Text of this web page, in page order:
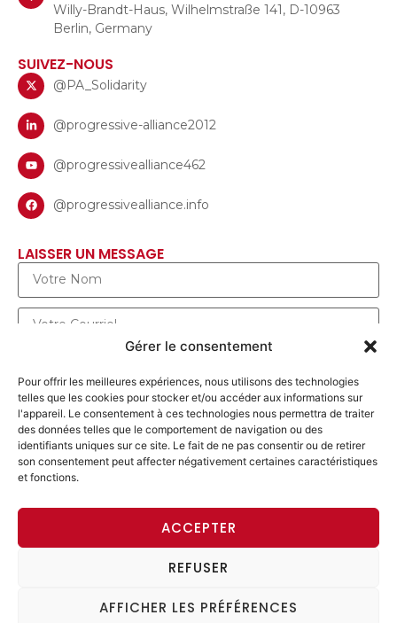
Gérer le consentement
Pour offrir les meilleures expériences, nous utilisons des technologies
telles que les cookies pour stocker et/ou accéder aux informations sur
l'appareil. Le consentement à ces technologies nous permettra de traiter
des données telles que le comportement de navigation ou des
identifiants uniques sur ce site. Le fait de ne pas consentir ou de retirer
son consentement peut affecter négativement certaines caractéristiques
et fonctions.
ACCEPTER
REFUSER
AFFICHER LES PRÉFÉRENCES
Willy-Brandt-Haus, Wilhelmstraße 141, D-10963
Berlin, Germany
SUIVEZ-NOUS
@PA_Solidarity
@progressive-alliance2012
@progressivealliance462
@progressivealliance.info
LAISSER UN MESSAGE